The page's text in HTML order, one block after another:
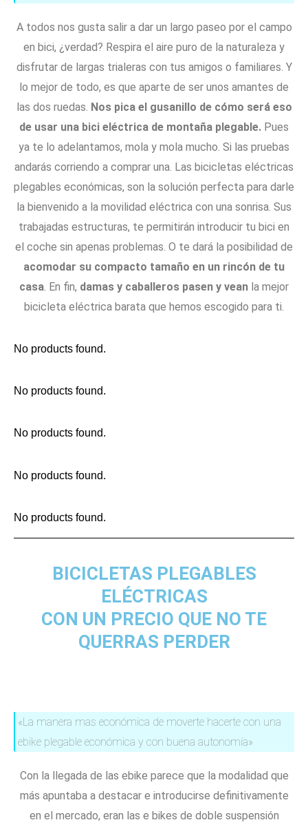
A todos nos gusta salir a dar un largo paseo por el campo
en bici, ¿verdad? Respira el aire puro de la naturaleza y
disfrutar de largas trialeras con tus amigos o familiares. Y
lo mejor de todo, es que aparte de ser unos amantes de
las dos ruedas. Nos pica el gusanillo de cómo será eso
de usar una bici eléctrica de montaña plegable. Pues
ya te lo adelantamos, mola y mola mucho. Si las pruebas
andarás corriendo a comprar una. Las bicicletas eléctricas
plegables económicas, son la solución perfecta para darle
la bienvenido a la movilidad eléctrica con una sonrisa. Sus
trabajadas estructuras, te permitirán introducir tu bici en
el coche sin apenas problemas. O te dará la posibilidad de
acomodar su compacto tamaño en un rincón de tu
casa . En fin, damas y caballeros pasen y vean la mejor
bicicleta eléctrica barata que hemos escogido para ti.
No products found.
No products found.
No products found.
No products found.
No products found.
BICICLETAS PLEGABLES
ELÉCTRICAS
CON UN PRECIO QUE NO TE
QUERRAS PERDER
«La manera mas económica de moverte hacerte con una
ebike plegable económica y con buena autonomía»
Con la llegada de las ebike parece que la modalidad que
más apuntaba a destacar e introducirse definitivamente
en el mercado, eran las e bikes de doble suspensión